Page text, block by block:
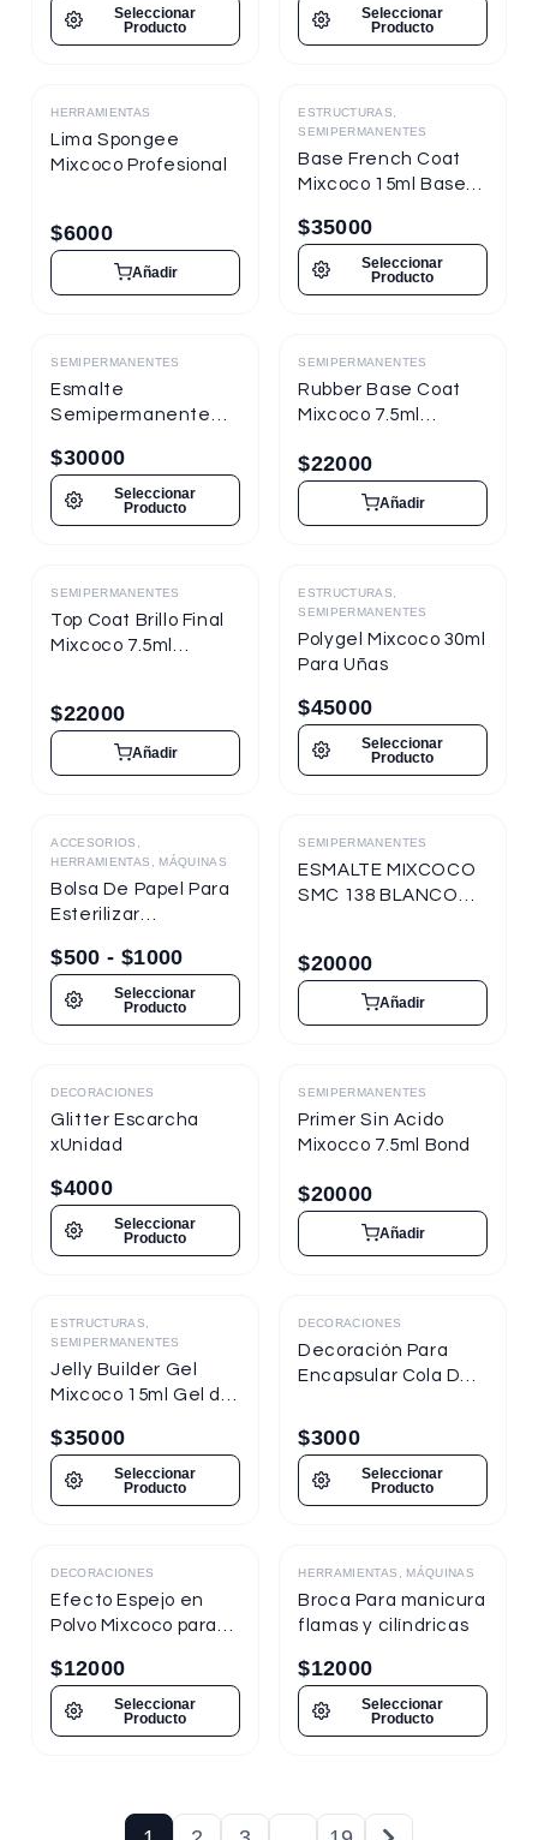
Nueva Presentación
Seleccionar
Producto
Seleccionar
Producto
Destacado
HERRAMIENTAS
Lima Spongee
Mixcoco Profesional
$6000
Añadir
Destacado
ESTRUCTURAS,
SEMIPERMANENTES
Base French Coat
Mixcoco 15ml Base
$35000
Seleccionar
Producto
Destacado
SEMIPERMANENTES
Esmalte
Semipermanente
Semitraslúcido 15ml
para Uñas
$30000
Seleccionar
Producto
Destacado
SEMIPERMANENTES
Rubber Base Coat
Mixcoco 7.5ml
para Uñas
$22000
Añadir
Destacado
SEMIPERMANENTES
Top Coat Brillo Final
Mixcoco 7.5ml
$22000
Añadir
Destacado
ESTRUCTURAS,
SEMIPERMANENTES
Polygel Mixcoco 30ml
Para Uñas
$45000
Seleccionar
Producto
ACCESORIOS,
HERRAMIENTAS, MÁQUINAS
Bolsa De Papel Para
Esterilizar
$500 - $1000
Seleccionar
Producto
Destacado
SEMIPERMANENTES
ESMALTE MIXCOCO
SMC 138 BLANCO
$20000
Añadir
Destacado
DECORACIONES
Glitter Escarcha
xUnidad
$4000
Seleccionar
Producto
Destacado
SEMIPERMANENTES
Primer Sin Acido
Mixocco 7.5ml Bond
$20000
Añadir
ESTRUCTURAS,
SEMIPERMANENTES
Jelly Builder Gel
Mixcoco 15ml Gel de
$35000
Seleccionar
Producto
DECORACIONES
Decoración Para
Encapsular Cola De
$3000
Seleccionar
Producto
Destacado
DECORACIONES
Efecto Espejo en
Polvo Mixcoco para
$12000
Seleccionar
Producto
HERRAMIENTAS, MÁQUINAS
Broca Para manicura
flamas y cilíndricas
$12000
Seleccionar
Producto